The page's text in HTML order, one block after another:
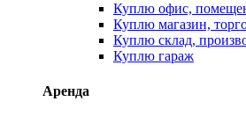
Куплю офис,
Куплю магазин,
Куплю склад,
Куплю гараж
Аренда